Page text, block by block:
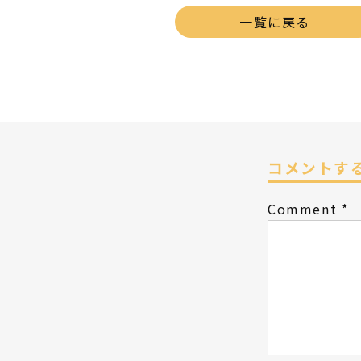
一覧に戻る
コメントす
Comment *